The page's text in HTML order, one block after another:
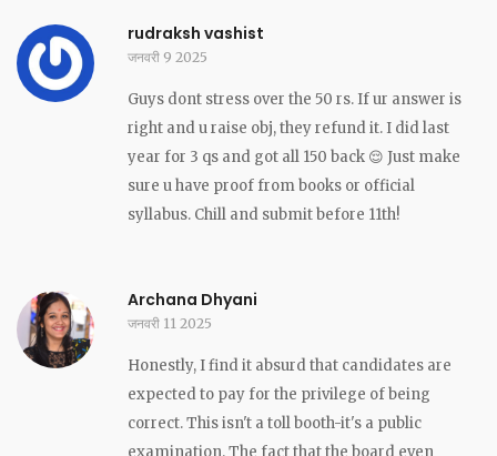
rudraksh vashist
जनवरी 9 2025
Guys dont stress over the 50 rs. If ur answer is
right and u raise obj, they refund it. I did last
year for 3 qs and got all 150 back 😌 Just make
sure u have proof from books or official
syllabus. Chill and submit before 11th!
Archana Dhyani
जनवरी 11 2025
Honestly, I find it absurd that candidates are
expected to pay for the privilege of being
correct. This isn't a toll booth-it's a public